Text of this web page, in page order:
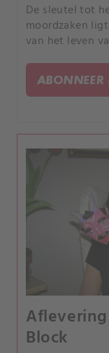
De sleutel tot
moordzaken
van het leven
volgt
reconstrueren
ABONNEER
Block